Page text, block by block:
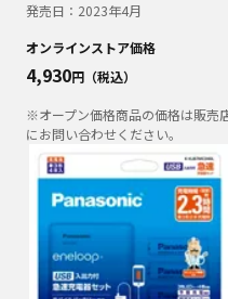
発売日： 2023年4月
オンラインストア価格
4,930円（税込）
※オープン価格商品の価格は販売
にお問い合わせください。